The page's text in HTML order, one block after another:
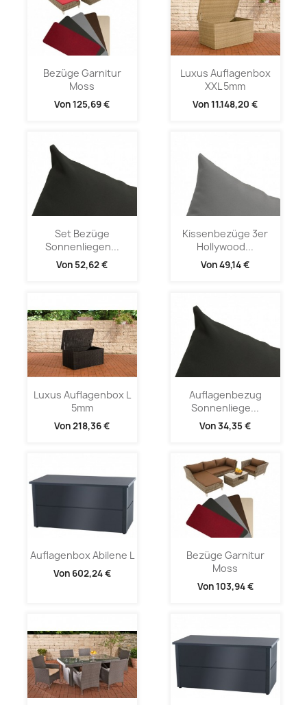
Bezüge Garnitur
Moss
Von125,69 €
Luxus Auflagenbox
XXL 5mm
Von11.148,20 €
Set Bezüge
Sonnenliegen...
Von 52,62 €
Kissenbezüge 3er
Hollywood...
Von49,14 €
Luxus Auflagenbox L
5mm
Von218,36 €
Auflagenbezug
Sonnenliege...
Von34,35 €
Auflagenbox Abilene L
Von 602,24 €
Bezüge Garnitur
Moss
Von103,94 €